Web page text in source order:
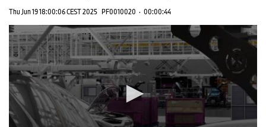
Thu Jun 19 18:00:06 CEST 2025 PF0010020 · 00:00:44